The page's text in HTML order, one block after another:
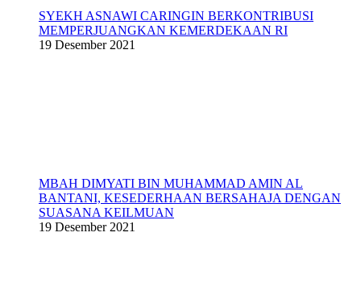
SYEKH ASNAWI CARINGIN BERKONTRIBUSI
MEMPERJUANGKAN KEMERDEKAAN RI
19 Desember 2021
MBAH DIMYATI BIN MUHAMMAD AMIN AL
BANTANI, KESEDERHAAN BERSAHAJA DENGAN
SUASANA KEILMUAN
19 Desember 2021